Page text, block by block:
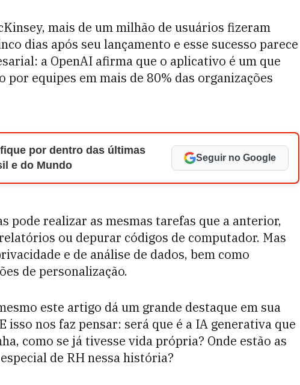
mais de um milhão de usuários fizeram
dias após seu lançamento e esse sucesso parece
a OpenAI afirma que o aplicativo é um que
por equipes em mais de 80% das organizações
por dentro das últimas
e do Mundo
Seguir no Google
pode realizar as mesmas tarefas que a anterior,
ou depurar códigos de computador. Mas
e de análise de dados, bem como
de personalização.
este artigo dá um grande destaque em sua
isso nos faz pensar: será que é a IA generativa que
como se já tivesse vida própria? Onde estão as
de RH nessa história?